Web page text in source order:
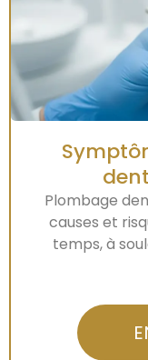
Plombage
causes et
temps, à